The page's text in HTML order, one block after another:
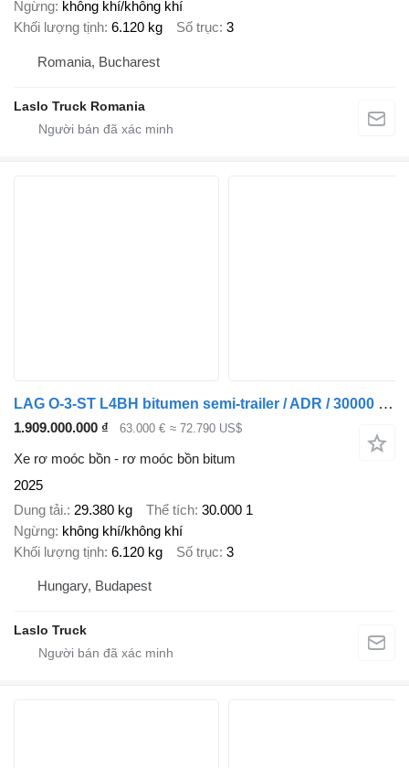
Ngừng không khí/không khí
Khối lượng tịnh 6.120 kg Số trục 3
Romania, Bucharest
Laslo Truck Romania
LAG O-3-ST L4BH bitumen semi-trailer / ADR / 30000 l / Several units
1.909.000.000 ₫ 63.000 € ≈ 72.790 US$
Xe rơ moóc bồn - rơ moóc bồn bitum
2025
Dung tải. 29.380 kg Thể tích 30.000 1
Ngừng không khí/không khí
Khối lượng tịnh 6.120 kg Số trục 3
Hungary, Budapest
Laslo Truck